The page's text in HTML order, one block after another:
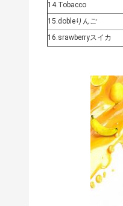
14.Tobacco
15.dobleりんご
16.srawberryスイカ